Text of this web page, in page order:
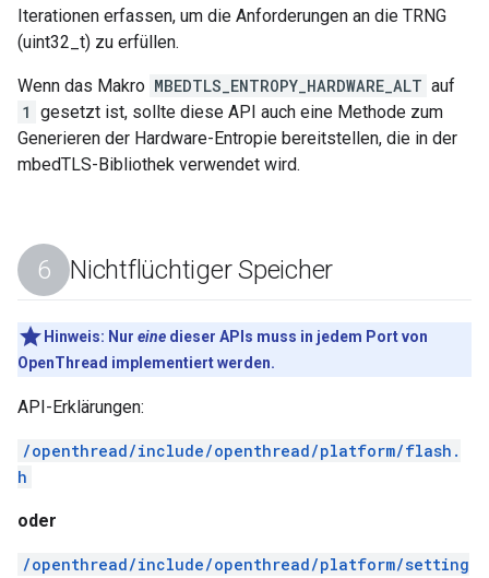
Iterationen erfassen, um die Anforderungen an die TRNG
(uint32_t) zu erfüllen.
Wenn das Makro MBEDTLS_ENTROPY_HARDWARE_ALT auf
1 gesetzt ist, sollte diese API auch eine Methode zum
Generieren der Hardware-Entropie bereitstellen, die in der
mbedTLS-Bibliothek verwendet wird.
Nichtflüchtiger Speicher
Hinweis: Nur eine dieser APIs muss in jedem Port von
OpenThread implementiert werden.
API-Erklärungen:
/openthread/include/openthread/platform/flash.
h
oder
/openthread/include/openthread/platform/setting